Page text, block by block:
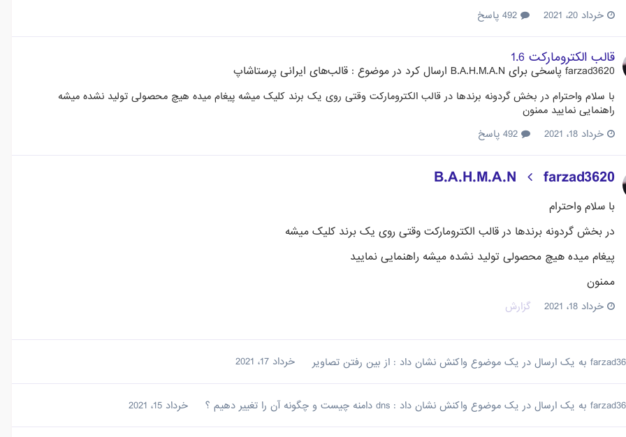
خرداد 20، 2021
قالب الکترومارکت 1.6
farzad3620 پاسخی برای B.A.H.M.A.N ارسال کرد در موضوع : قالب‌های ایرانی پرستاشاپ
با سلام واحترام در بخش گردونه برندها در قالب الکترومارکت وقتی روی یک برند کلیک میشه پیغام میده هیچ محصولی تولید نشده میشه
راهنمایی نمایید ممنون
خرداد 18، 2021
farzad3620
B.A.H.M.A.N
با سلام واحترام
در بخش گردونه برندها در قالب الکترومارکت وقتی روی یک برند کلیک میشه
پیغام میده هیچ محصولی تولید نشده میشه راهنمایی نمایید
ممنون
خرداد 18، 2021 گزارش
به یک ارسال در یک موضوع واکنش نشان داد : از بین رفتن تصاویر خرداد 17، 2021
به یک ارسال در یک موضوع واکنش نشان داد : dns دامنه چیست و چگونه آن را تغییر دهیم ؟ خرداد 15، 2021